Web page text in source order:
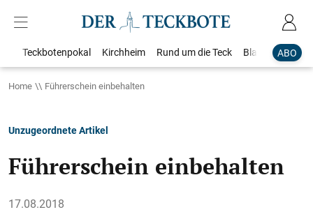
ABO
Teckbotenpokal Kirchheim Rund um die Teck Blaulicht
Home Führerschein einbehalten
Unzugeordnete Artikel
Führerschein einbehalten
17.08.2018